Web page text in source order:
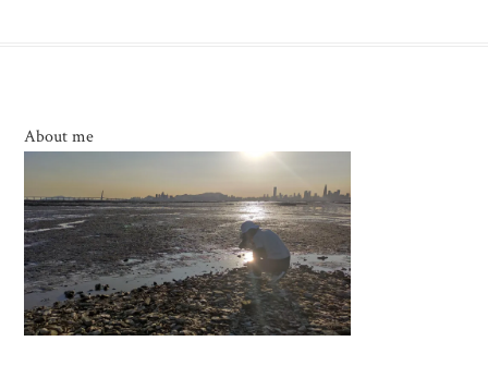
About me